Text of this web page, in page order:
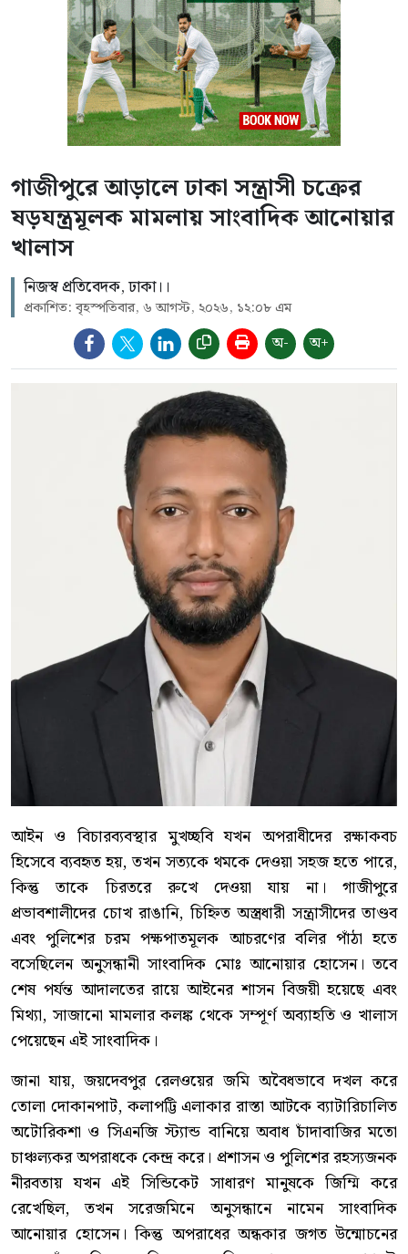
গাজীপুরে আড়ালে ঢাকা সন্ত্রাসী চক্রের
ষড়যন্ত্রমূলক মামলায় সাংবাদিক আনোয়ার
খালাস
নিজস্ব প্রতিবেদক, ঢাকা।।
প্রকাশিত: বৃহস্পতিবার, ৬ আগস্ট, ২০২৬, ১২:০৮ এম
অ- অ+
আইন ও বিচারব্যবস্থার মুখচ্ছবি যখন অপরাধীদের রক্ষাকবচ
হিসেবে ব্যবহৃত হয়, তখন সত্যকে থমকে দেওয়া সহজ হতে পারে,
কিন্তু তাকে চিরতরে রুখে দেওয়া যায় না। গাজীপুরে
প্রভাবশালীদের চোখ রাঙানি, চিহ্নিত অস্ত্রধারী সন্ত্রাসীদের তাণ্ডব
এবং পুলিশের চরম পক্ষপাতমূলক আচরণের বলির পাঁঠা হতে
বসেছিলেন অনুসন্ধানী সাংবাদিক মোঃ আনোয়ার হোসেন। তবে
শেষ পর্যন্ত আদালতের রায়ে আইনের শাসন বিজয়ী হয়েছে এবং
মিথ্যা, সাজানো মামলার কলঙ্ক থেকে সম্পূর্ণ অব্যাহতি ও খালাস
পেয়েছেন এই সাংবাদিক।
জানা যায়, জয়দেবপুর রেলওয়ের জমি অবৈধভাবে দখল করে
তোলা দোকানপাট, কলাপট্টি এলাকার রাস্তা আটকে ব্যাটারিচালিত
অটোরিকশা ও সিএনজি স্ট্যান্ড বানিয়ে অবাধ চাঁদাবাজির মতো
চাঞ্চল্যকর অপরাধকে কেন্দ্র করে। প্রশাসন ও পুলিশের রহস্যজনক
নীরবতায় যখন এই সিন্ডিকেট সাধারণ মানুষকে জিম্মি করে
রেখেছিল, তখন সরেজমিনে অনুসন্ধানে নামেন সাংবাদিক
আনোয়ার হোসেন। কিন্তু অপরাধের অন্ধকার জগত উন্মোচনের